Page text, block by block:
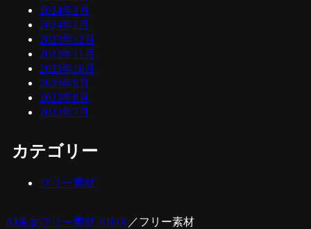
2024年2月
2024年1月
2023年12月
2023年11月
2023年10月
2023年9月
2023年8月
2023年7月
カテゴリー
フリー素材
AI美女フリー素材 AIPIX ／フリー素材